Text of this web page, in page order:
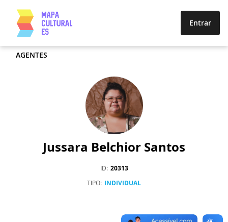
Entrar
AGENTES
Jussara Belchior Santos
ID 20313
TIPO INDIVIDUAL